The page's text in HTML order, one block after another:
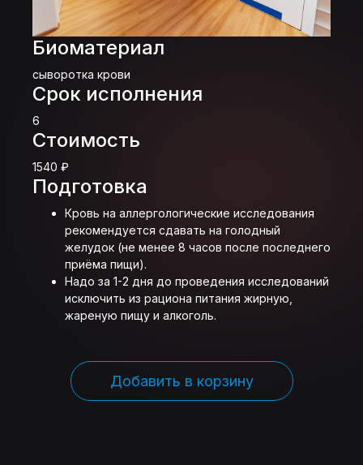
Биоматериал
сыворотка крови
Срок исполнения
6
Стоимость
1540 ₽
Подготовка
Кровь на аллергологические исследования
рекомендуется сдавать на голодный
желудок (не менее 8 часов после последнего
приёма пищи).
Надо за 1-2 дня до проведения исследований
исключить из рациона питания жирную,
жареную пищу и алкоголь.
Добавить в корзину